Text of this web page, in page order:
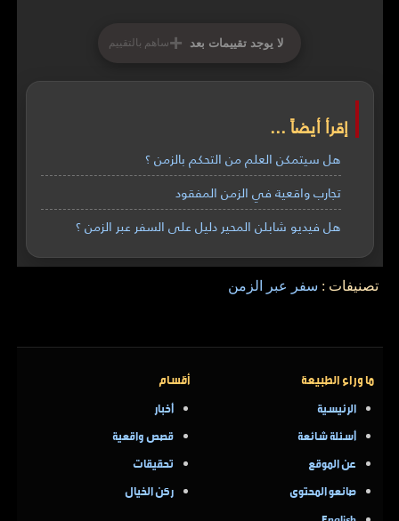
لا يوجد تقييمات بعد +ساهم بالتقييم
إقرأ أيضاً ...
هل سيتمكن العلم من التحكم بالزمن ؟
تجارب واقعية في الزمن المفقود
هل فيديو شابلن المحير دليل على السفر عبر الزمن ؟
تصنيفات : سفر عبر الزمن
ما وراء الطبيعة
الرئيسية
أسئلة شائعة
عن الموقع
صانعو المحتوى
أقسام
أخبار
قصص واقعية
تحقيقات
ركن الخيال